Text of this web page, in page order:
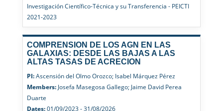
Investigación Científico-Técnica y su Transferencia - PEICTI
2021-2023
COMPRENSION DE LOS AGN EN LAS
GALAXIAS: DESDE LAS BAJAS A LAS
ALTAS TASAS DE ACRECION
PI:Ascensión del Olmo Orozco; Isabel Márquez Pérez
Members:Josefa Masegosa Gallego; Jaime David Perea
Duarte
Dates:01/09/2023 - 31/08/2026